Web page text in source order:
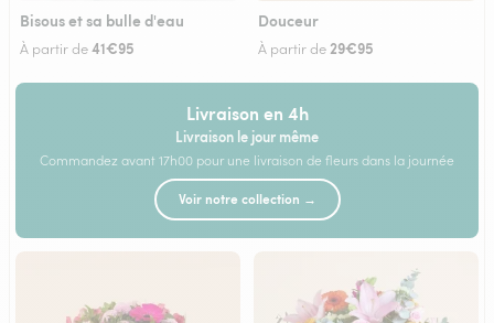
Bisous et sa bulle d'eau
À partir de41€95
Douceur
À partir de 29€95
Livraison en 4h
Livraison le jour même
Commandez avant 17h00 pour une livraison de fleurs dans la journée
Voir notre collection →